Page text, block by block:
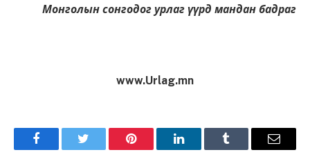
Монголын сонгодог урлаг үүрд мандан бадраг
www.Urlag.mn
FacebookTwitter Pinterest LinkedInTumblr Имэйл